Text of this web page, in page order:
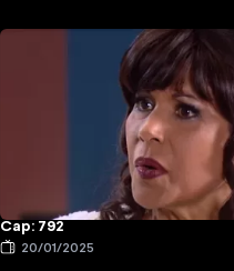
Cap: 792
20/01/2025